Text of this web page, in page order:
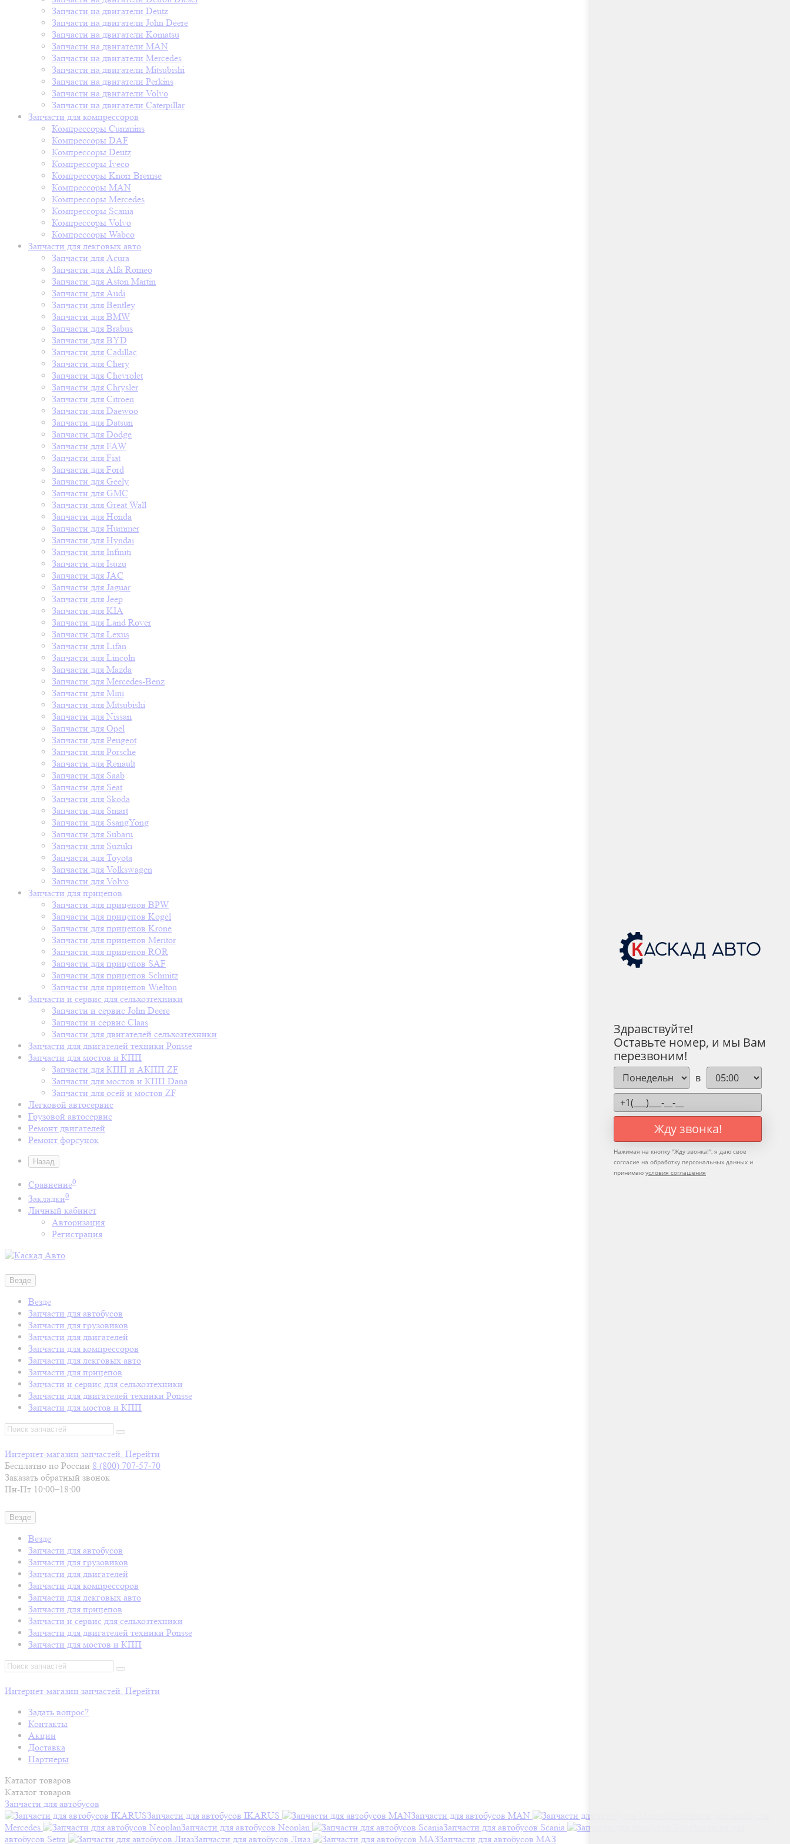
Запчасти на двигатели Deutz
Запчасти на двигатели John Deere
Запчасти на двигатели Komatsu
Запчасти на двигатели MAN
Запчасти на двигатели Mercedes
Запчасти на двигатели Mitsubishi
Запчасти на двигатели Perkins
Запчасти на двигатели Volvo
Запчасти на двигатели Сaterpillar
Запчасти для компрессоров
Компрессоры Cummins
Компрессоры DAF
Компрессоры Deutz
Компрессоры Iveco
Компрессоры Knorr Bremse
Компрессоры MAN
Компрессоры Mercedes
Компрессоры Scania
Компрессоры Volvo
Компрессоры Wabco
Запчасти для лекговых авто
Запчасти для Acura
Запчасти для Alfa Romeo
Запчасти для Aston Martin
Запчасти для Audi
Запчасти для Bentley
Запчасти для BMW
Запчасти для Brabus
Запчасти для BYD
Запчасти для Cadillac
Запчасти для Chery
Запчасти для Chevrolet
Запчасти для Chrysler
Запчасти для Citroen
Запчасти для Daewoo
Запчасти для Datsun
Запчасти для Dodge
Запчасти для FAW
Запчасти для Fiat
Запчасти для Ford
Запчасти для Geely
Запчасти для GMC
Запчасти для Great Wall
Запчасти для Honda
Запчасти для Hummer
Запчасти для Hyndai
Запчасти для Infiniti
Запчасти для Isuzu
Запчасти для JAC
Запчасти для Jaguar
Запчасти для Jeep
Запчасти для KIA
Запчасти для Land Rover
Запчасти для Lexus
Запчасти для Lifan
Запчасти для Lincoln
Запчасти для Mazda
Запчасти для Mercedes-Benz
Запчасти для Mini
Запчасти для Mitsubishi
Запчасти для Nissan
Запчасти для Opel
Запчасти для Peugeot
Запчасти для Porsche
Запчасти для Renault
Запчасти для Saab
Запчасти для Seat
Запчасти для Skoda
Запчасти для Smart
Запчасти для SsangYong
Запчасти для Subaru
Запчасти для Suzuki
Запчасти для Toyota
Запчасти для Volkswagen
Запчасти для Volvo
Запчасти для прицепов
Запчасти для прицепов BPW
Запчасти для прицепов Kogel
Запчасти для прицепов Krone
Запчасти для прицепов Meritor
Запчасти для прицепов ROR
Запчасти для прицепов SAF
Запчасти для прицепов Schmitz
Запчасти для прицепов Wielton
Запчасти и сервис для сельхозтехники
Запчасти и сервис John Deere
Запчасти и сервис Claas
Запчасти для двигателей сельхозтехники
Запчасти для двигателей техники Ponsse
Запчасти для мостов и КПП
Запчасти для КПП и АКПП ZF
Запчасти для мостов и КПП Dana
Запчасти для осей и мостов ZF
Легковой автосервис
Грузовой автосервис
Ремонт двигателей
Ремонт форсунок
Назад
Сравнение0
Закладки0
Личный кабинет
Авторизация
Регистрация
Везде
Везде
Запчасти для автобусов
Запчасти для грузовиков
Запчасти для двигателей
Запчасти для компрессоров
Запчасти для лекговых авто
Запчасти для прицепов
Запчасти и сервис для сельхозтехники
Запчасти для двигателей техники Ponsse
Запчасти для мостов и КПП
Интернет-магазин запчастей. Перейти
Бесплатно по России 8 (800) 707-57-70
Заказать обратный звонок
Пн-Пт 10:00–18:00
Везде
Везде
Запчасти для автобусов
Запчасти для грузовиков
Запчасти для двигателей
Запчасти для компрессоров
Запчасти для лекговых авто
Запчасти для прицепов
Запчасти и сервис для сельхозтехники
Запчасти для двигателей техники Ponsse
Запчасти для мостов и КПП
Интернет-магазин запчастей. Перейти
Задать вопрос?
Контакты
Акции
Доставка
Партнеры
Каталог товаров
Каталог товаров
Запчасти для автобусов
Запчасти для автобусов IKARUS
Запчасти для автобусов MAN
Mercedes
Запчасти для автобусов Neoplan Запчасти для автобусов Scania
автобусов Setra
Запчасти для автобусов Лиаз Запчасти для автобусов МАЗ
Здравствуйте!
Оставьте номер, и мы Вам
перезвоним!
в
Жду звонка!
Нажимая на кнопку "Жду звонка!", я даю свое
согласие на обработку персональных данных и
принимаю условия соглашения